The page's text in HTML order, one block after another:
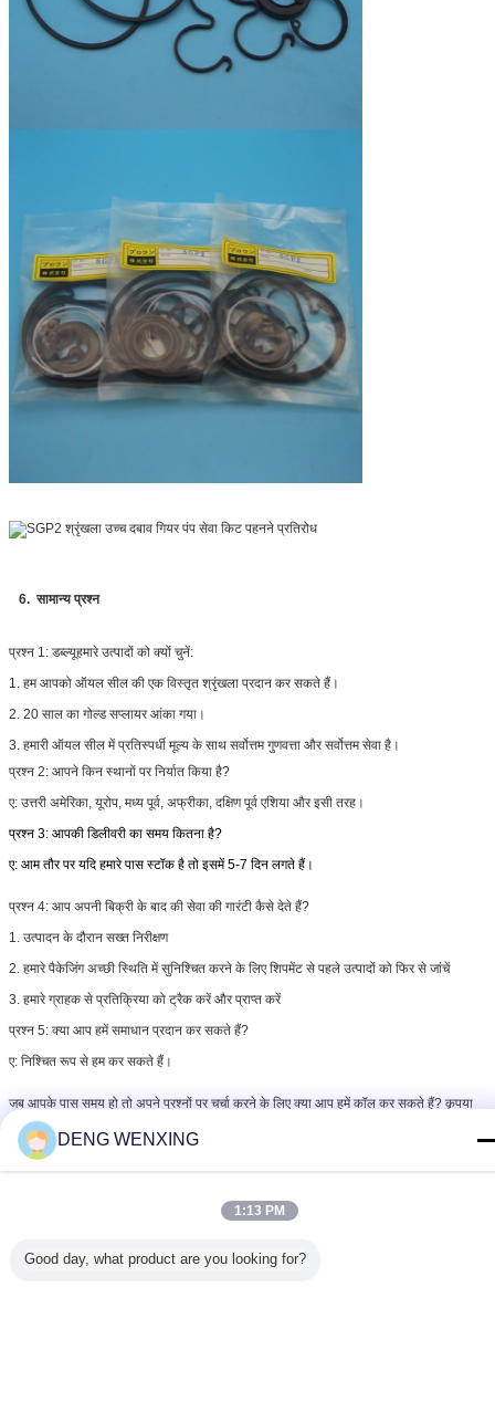
6. सामान्य प्रश्न
प्रश्न 1: डब्ल्यूहमारे उत्पादों को क्यों चुनें:
1. हम आपको ऑयल सील की एक विस्तृत श्रृंखला प्रदान कर सकते हैं।
2. 20 साल का गोल्ड सप्लायर आंका गया।
3. हमारी ऑयल सील में प्रतिस्पर्धी मूल्य के साथ सर्वोत्तम गुणवत्ता और सर्वोत्तम सेवा है।
प्रश्न 2: आपने किन स्थानों पर निर्यात किया है?
ए: उत्तरी अमेरिका, यूरोप, मध्य पूर्व, अफ्रीका, दक्षिण पूर्व एशिया और इसी तरह।
प्रश्न 3: आपकी डिलीवरी का समय कितना है?
ए: आम तौर पर यदि हमारे पास स्टॉक है तो इसमें 5-7 दिन लगते हैं।
प्रश्न 4: आप अपनी बिक्री के बाद की सेवा की गारंटी कैसे देते हैं?
1. उत्पादन के दौरान सख्त निरीक्षण
2. हमारे पैकेजिंग अच्छी स्थिति में सुनिश्चित करने के लिए शिपमेंट से पहले उत्पादों को फिर से जांचें
3. हमारे ग्राहक से प्रतिक्रिया को ट्रैक करें और प्राप्त करें
प्रश्न 5: क्या आप हमें समाधान प्रदान कर सकते हैं?
ए: निश्चित रूप से हम कर सकते हैं।
जब आपके पास समय हो तो अपने प्रश्नों पर चर्चा करने के लिए क्या आप हमें कॉल कर सकते हैं? कृपया
कॉल करें :
+86 13924029131 व्हाट्सएप (वीचैट) फियोन लियू
+ 86 13802959131 व्हाट्सएप (वीचैट) मिस डेंग
हाइड्रोलिक पंप मरम्मत किट पावर स्टीयरिंग मरम्मत किट
DENG WENXING
1:13 PM
Good day, what product are you looking for?